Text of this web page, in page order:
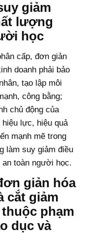
giảm
lượng
học
cấp, đơn giản
doanh phải bảo
tạo lập môi
công bằng;
chủ động của
lực, hiệu quả
mạnh mẽ trong
làm suy giảm điều
toàn người học.
giản hóa
cắt giảm
phạm
dục và